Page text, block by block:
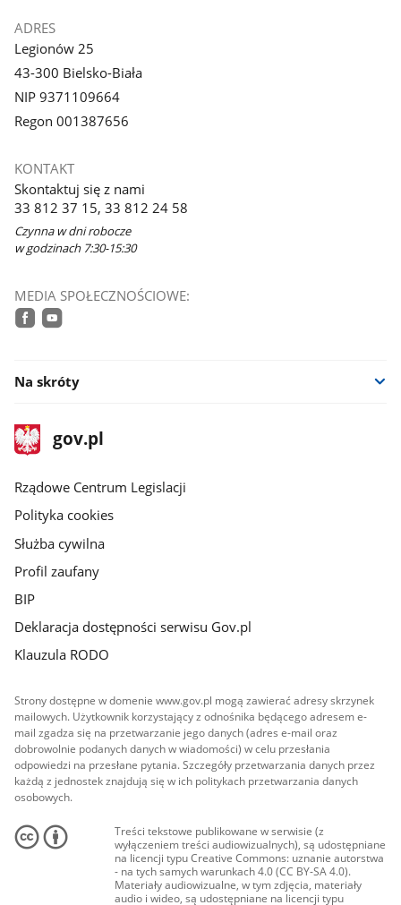
ADRES
Legionów 25
43-300 Bielsko-Biała
NIP 9371109664
Regon 001387656
KONTAKT
Skontaktuj się z nami
33 812 37 15, 33 812 24 58
Czynna w dni robocze
w godzinach 7:30-15:30
MEDIA SPOŁECZNOŚCIOWE:
Na skróty
stopka
gov.plStrona
gov.pl
Rządowe Centrum Legislacji
Polityka cookies
Służba cywilna
Profil zaufany
BIP
Deklaracja dostępności serwisu Gov.pl
Klauzula RODO
Strony dostępne w domenie www.gov.pl mogą zawierać adresy skrzynek
mailowych. Użytkownik korzystający z odnośnika będącego adresem e-
mail zgadza się na przetwarzanie jego danych (adres e-mail oraz
dobrowolnie podanych danych w wiadomości) w celu przesłania
odpowiedzi na przesłane pytania. Szczegóły przetwarzania danych przez
każdą z jednostek znajdują się w ich politykach przetwarzania danych
osobowych.
Treści tekstowe publikowane w serwisie (z
wyłączeniem treści audiowizualnych), są udostępniane
na licencji typu Creative Commons: uznanie autorstwa
- na tych samych warunkach 4.0 (CC BY-SA 4.0).
Materiały audiowizualne, w tym zdjęcia, materiały
audio i wideo, są udostępniane na licencji typu